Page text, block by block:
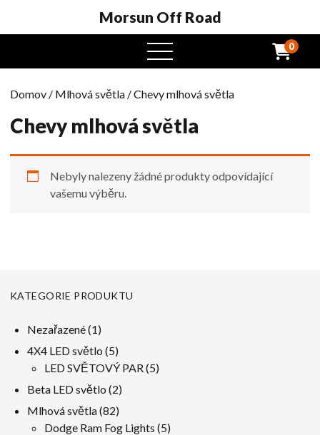
Morsun Off Road
Otevřená
nabídka
0
Domov / Mlhová světla / Chevy mlhová světla
Chevy mlhová světla
Nebyly nalezeny žádné produkty odpovídající
vašemu výběru.
KATEGORIE PRODUKTU
Nezařazené 11
produkt
4X4 LED světlo 55
produkty
LED SVĚTOVÝ PAR 55
Beta LED světlo 22
produkty
Mlhová světla 8282
produkty
Dodge Ram Fog Lights 55